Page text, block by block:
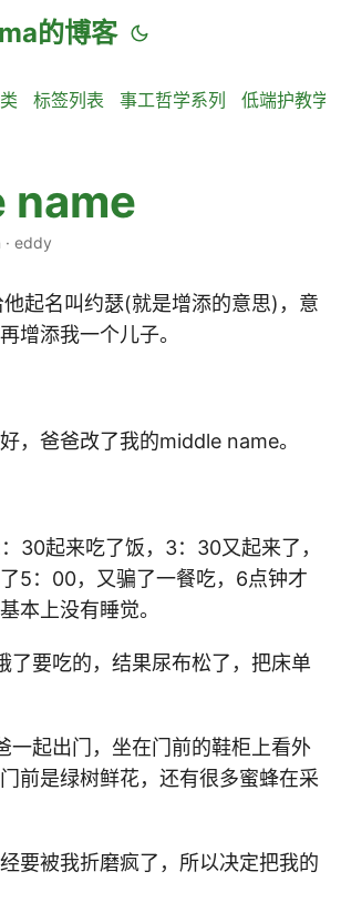
的博客
标签列表 事工哲学系列 低端护教学
name
· eddy
起名叫约瑟(就是增添的意思)，意
增添我一个儿子。
，爸爸改了我的middle name。
30起来吃了饭，3：30又起来了，
5：00，又骗了一餐吃，6点钟才
本上没有睡觉。
了要吃的，结果尿布松了，把床单
一起出门，坐在门前的鞋柜上看外
前是绿树鲜花，还有很多蜜蜂在采
要被我折磨疯了，所以决定把我的